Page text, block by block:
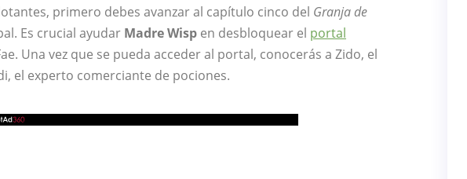
primero debes avanzar al capítulo cinco del Granja de
Es crucial ayudar Madre Wisp en desbloquear el portal
Una vez que se pueda acceder al portal, conocerás a Zido, el
el experto comerciante de pociones.